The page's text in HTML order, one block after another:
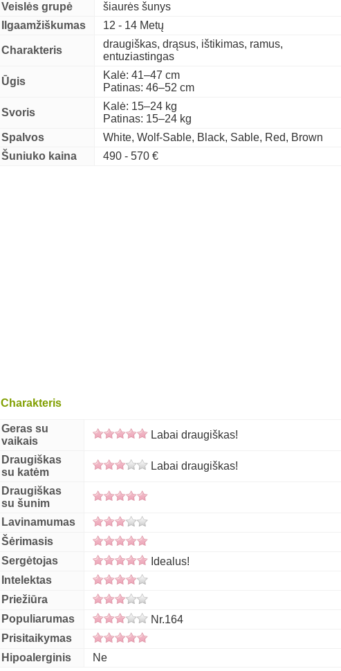
Veislės grupė
šiaurės šunys
Ilgaamžiškumas
12 - 14 Metų
Charakteris
draugiškas, drąsus, ištikimas, ramus,
entuziastingas
Ūgis
Kalė: 41–47 cm
Patinas: 46–52 cm
Svoris
Kalė: 15–24 kg
Patinas: 15–24 kg
Spalvos
White, Wolf-Sable, Black, Sable, Red, Brown
Šuniuko kaina
490 - 570 €
Charakteris
Geras su
vaikais
Labai draugiškas!
Draugiškas
su katėm
Labai draugiškas!
Draugiškas
su šunim
Lavinamumas
Šėrimasis
Sergėtojas
Idealus!
Intelektas
Priežiūra
Populiarumas
Nr.164
Prisitaikymas
Hipoalerginis
Ne